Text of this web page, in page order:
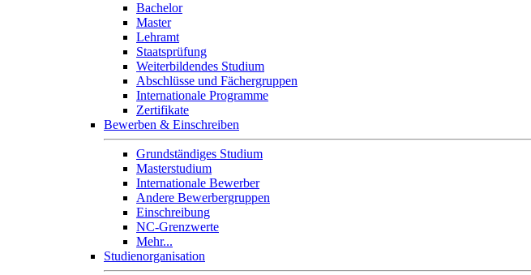
Bachelor
Master
Lehramt
Staatsprüfung
Weiterbildendes Studium
Abschlüsse und Fächergruppen
Internationale Programme
Zertifikate
Bewerben & Einschreiben
Grundständiges Studium
Masterstudium
Internationale Bewerber
Andere Bewerbergruppen
Einschreibung
NC-Grenzwerte
Mehr...
Studienorganisation